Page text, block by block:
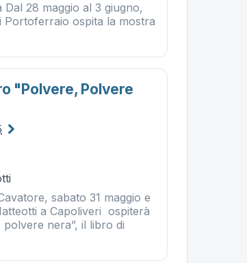
28 maggio al 3 giugno,
Portoferraio ospita la mostra
"polvere, Polvere
sabato 31 maggio e
a Capoliveri ospiterà
nera”, il libro di